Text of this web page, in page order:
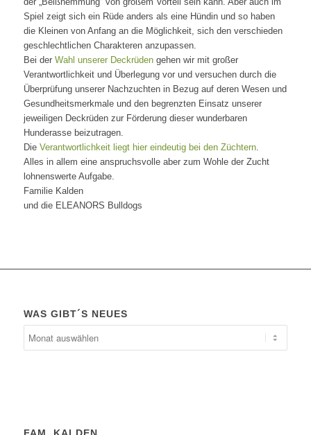
Spiel zeigt sich ein Rüde anders als eine Hündin und so haben
die Kleinen von Anfang an die Möglichkeit, sich den verschieden
geschlechtlichen Charakteren anzupassen.
Bei der Wahl unserer Deckrüdengehen wir mit großer
Verantwortlichkeit und Überlegung vor und versuchen durch die
Überprüfung unserer Nachzuchten in Bezug auf deren Wesen und
Gesundheitsmerkmale und den begrenzten Einsatz unserer
jeweiligen Deckrüden zur Förderung dieser wunderbaren
Hunderasse beizutragen.
Die Verantwortlichkeit liegt hier eindeutig bei den Züchtern.
Alles in allem eine anspruchsvolle aber zum Wohle der Zucht
lohnenswerte Aufgabe.
Familie Kalden
und die ELEANORS Bulldogs
WAS GIBT´S NEUES